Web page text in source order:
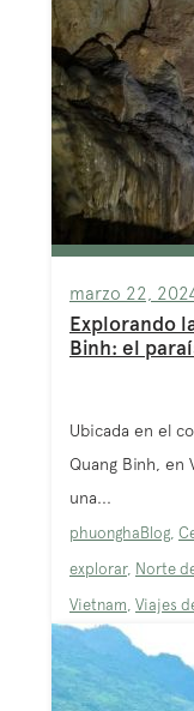
marzo 22,
Explorando
Binh: el
Ubicada en el
Quang Binh, en
una...
phuongha Blog,
explorar, Norte
Vietnam, Viajes